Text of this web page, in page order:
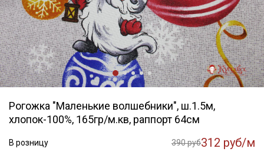
Рогожка "Маленькие волшебники", ш.1.5м,
хлопок-100%, 165гр/м.кв, раппорт 64см
В розницу 390 руб312 руб/м